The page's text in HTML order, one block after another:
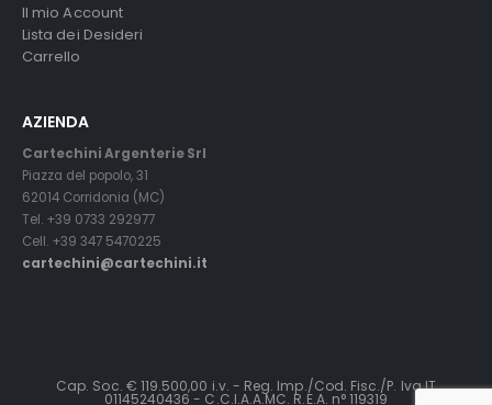
Il mio Account
Lista dei Desideri
Carrello
AZIENDA
Cartechini Argenterie Srl
Piazza del popolo, 31
62014 Corridonia (MC)
Tel. +39 0733 292977
Cell. +39 347 5470225
cartechini@cartechini.it
Cap. Soc. € 119.500,00 i.v. - Reg. Imp./Cod. Fisc./P. Iva IT
01145240436 - C.C.I.A.A.MC. R.E.A. n° 119319